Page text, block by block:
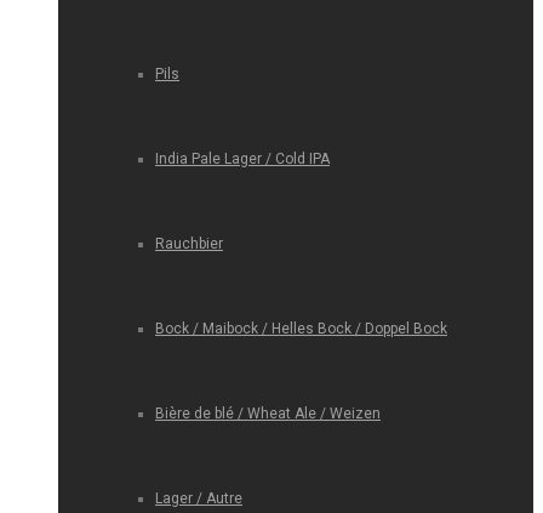
Pils
India Pale Lager / Cold IPA
Rauchbier
Bock / Maibock / Helles Bock / Doppel Bock
Bière de blé / Wheat Ale / Weizen
Lager / Autre